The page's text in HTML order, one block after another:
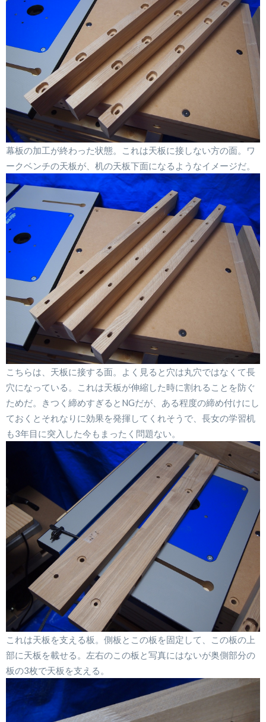
幕板の加工が終わった状態。これは天板に接しない方の面。ワ
ークベンチの天板が、机の天板下面になるようなイメージだ。
こちらは、天板に接する面。よく見ると穴は丸穴ではなくて長
穴になっている。これは天板が伸縮した時に割れることを防ぐ
ためだ。きつく締めすぎるとNGだが、ある程度の締め付けにし
ておくとそれなりに効果を発揮してくれそうで、長女の学習机
も3年目に突入した今もまったく問題ない。
これは天板を支える板。側板とこの板を固定して、この板の上
部に天板を載せる。左右のこの板と写真にはないが奥側部分の
板の3枚で天板を支える。